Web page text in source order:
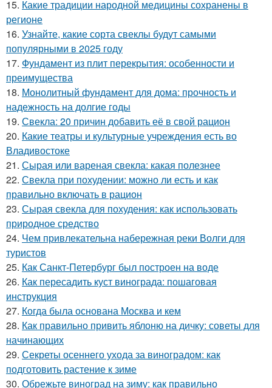
15. Какие традиции народной медицины сохранены в
регионе
16. Узнайте, какие сорта свеклы будут самыми
популярными в 2025 году
17. Фундамент из плит перекрытия: особенности и
преимущества
18. Монолитный фундамент для дома: прочность и
надежность на долгие годы
19. Свекла: 20 причин добавить её в свой рацион
20. Какие театры и культурные учреждения есть во
Владивостоке
21. Сырая или вареная свекла: какая полезнее
22. Свекла при похудении: можно ли есть и как
правильно включать в рацион
23. Сырая свекла для похудения: как использовать
природное средство
24. Чем привлекательна набережная реки Волги для
туристов
25. Как Санкт-Петербург был построен на воде
26. Как пересадить куст винограда: пошаговая
инструкция
27. Когда была основана Москва и кем
28. Как правильно привить яблоню на дичку: советы для
начинающих
29. Секреты осеннего ухода за виноградом: как
подготовить растение к зиме
30. Обрежьте виноград на зиму: как правильно